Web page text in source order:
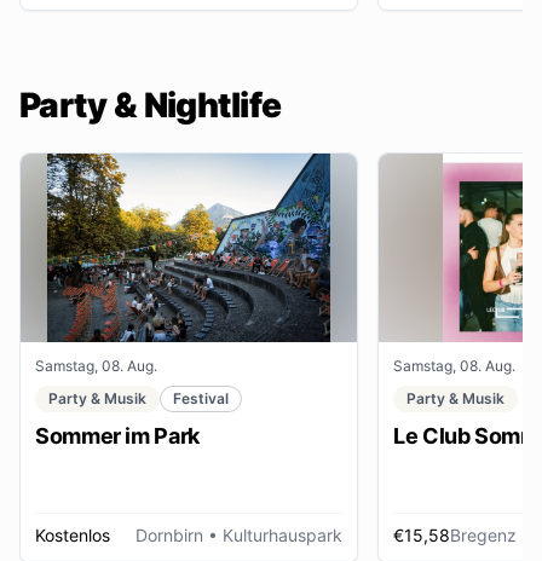
Party & Nightlife
Samstag, 08. Aug.
Party & Musik
Festival
Sommer im Park
Kostenlos Dornbirn • Kulturhauspark
Samstag, 08. Aug.
Party & Musik
Le Club
€15,58Bregenz